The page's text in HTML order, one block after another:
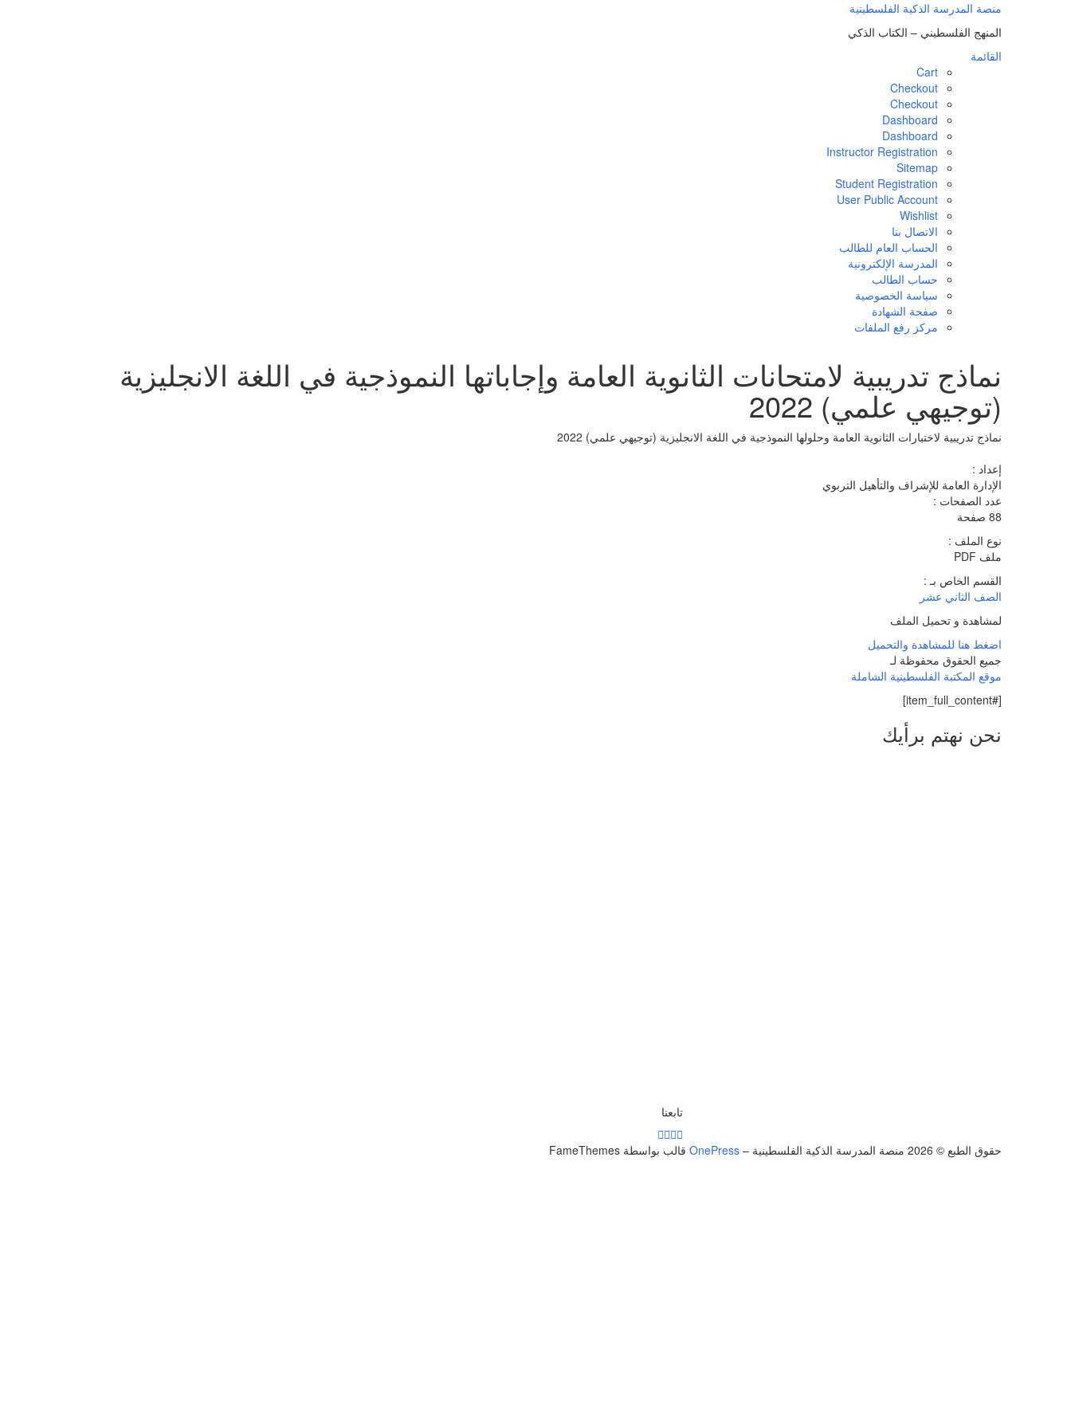
منصة المدرسة الذكية الفلسطينية
المنهج الفلسطيني – الكتاب الذكي
القائمة
Cart
Checkout
Checkout
Dashboard
Dashboard
Instructor Registration
Sitemap
Student Registration
User Public Account
Wishlist
الاتصال بنا
الحساب العام للطالب
المدرسة الإلكترونية
حساب الطالب
سياسة الخصوصية
صفحة الشهادة
مركز رفع الملفات
نماذج تدريبية لامتحانات الثانوية العامة وإجاباتها النموذجية في اللغة الانجليزية
(توجيهي علمي) 2022
نماذج تدريبية لاختبارات الثانوية العامة وحلولها النموذجية في اللغة الانجليزية (توجيهي علمي) 2022
إعداد :
الإدارة العامة للإشراف والتأهيل التربوي
عدد الصفحات :
88 صفحة
نوع الملف :
ملف PDF
القسم الخاص بـ :
الصف الثاني عشر
لمشاهدة و تحميل الملف
اضغط هنا للمشاهدة والتحميل
جميع الحقوق محفوظة لـ
موقع المكتبة الفلسطينية الشاملة
[#item_full_content]
نحن نهتم برأيك
تابعنا
حقوق الطبع © 2026 منصة المدرسة الذكية الفلسطينية –
OnePress قالب بواسطة FameThemes